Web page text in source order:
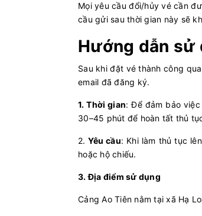
Mọi yêu cầu đổi/hủy vé cần
cầu gửi sau thời gian này sẽ
Hướng dẫn sử
Sau khi đặt vé thành công
email đã đăng ký.
1. Thời gian: Để đảm bảo
30–45 phút để hoàn tất thủ
2.Yêu cầu: Khi làm thủ tục
hoặc hộ chiếu.
3. Địa điểm sử dụng
Cảng Ao Tiên nằm tại xã Hạ